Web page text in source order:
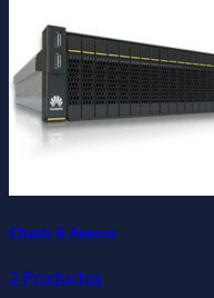
Chasis & Anexos
2 Productos